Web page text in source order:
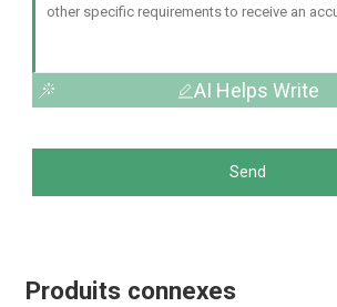
AI Helps Write
Send
Produits connexes